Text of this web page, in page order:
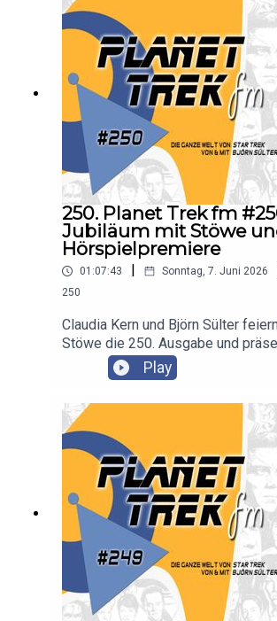
250. Planet Trek fm
Jubiläum mit Stöwe
Hörspielpremiere
01:07:43 Sonntag, 7. Juni 2026
250
Claudia Kern und Björn Sülter
Stöwe die 250. Ausgabe und
Hörspiel "Reise zu den Sternen —
Wurmloch".
Play